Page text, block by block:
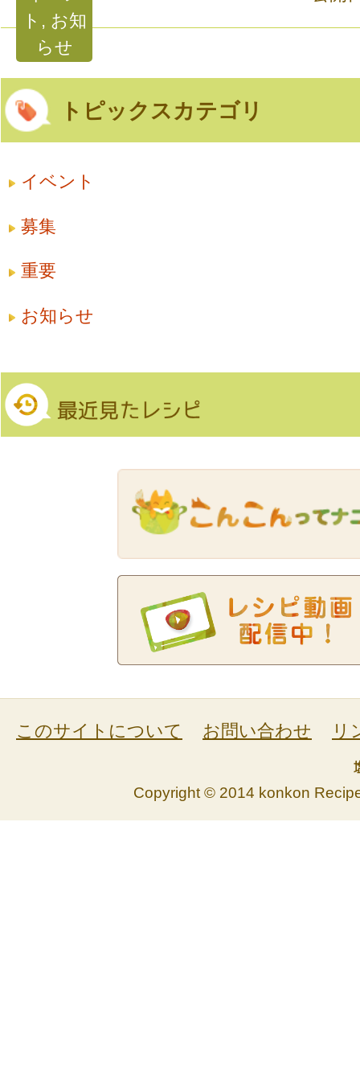
ト, お知
らせ
トピックスカテゴリ
イベント
募集
重要
お知らせ
このサイトについて お問い合わせ リ
Copyright © 2014 konkon